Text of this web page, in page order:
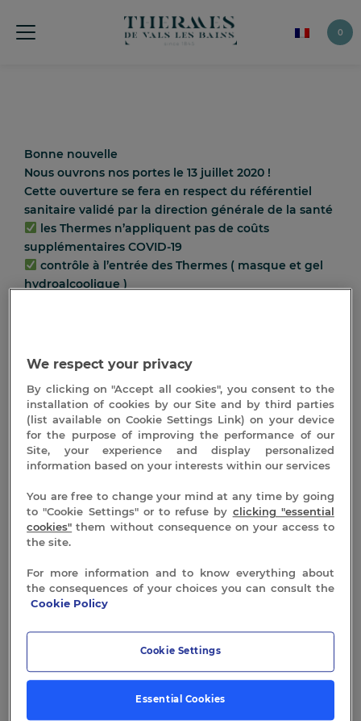
0
Bonne nouvelle
Nous ouvrons nos portes le 13 juillet 2020 !
Cette ouverture se fera en respect du référentiel
sanitaire validé par la direction générale de la santé
les Thermes n’appliquent pas de coûts
supplémentaires COVID-19
contrôle à l’entrée des Thermes ( masque et gel
hydroalcoolique )
signalétique au sol afin de respecter la
fermeture de certains soins collectifs (vaporarium
ou hammam)
surveillance renforcée des médecins et
infirmières ( température, toux… ) : OBLIGATOIRE
avant de commencer les soins le premier jour.
Quelques infos :
Chaque curiste va recevoir 15 jours avant sa cure un
questionnaire de santé
obligatoire et contrôlé, nous vous demandons de
venir avec 3 masques grands publics ( minimum) ou
Nous restons à votre disposition, vous pouvez nous
joindre par mail ou au 04 75 37 46 68.
Nous avons hâte de vous revoir.
We respect your privacy
By clicking on "Accept all cookies", you consent to the
installation of cookies by our Site and by third parties
(list available on Cookie Settings Link) on your device
for the purpose of improving the performance of our
Site, your experience and display personalized
information based on your interests within our services
You are free to change your mind at any time by going
to "Cookie Settings" or to refuse by clicking "essential
cookies" them without consequence on your access to
the site.
For more information and to know everything about
the consequences of your choices you can consult the
Cookie Policy
Cookie Settings
Essential Cookies